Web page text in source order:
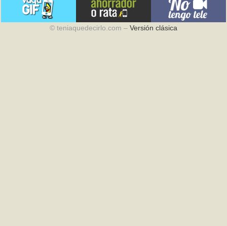
© teniaquedecirlo.com – Versión clásica